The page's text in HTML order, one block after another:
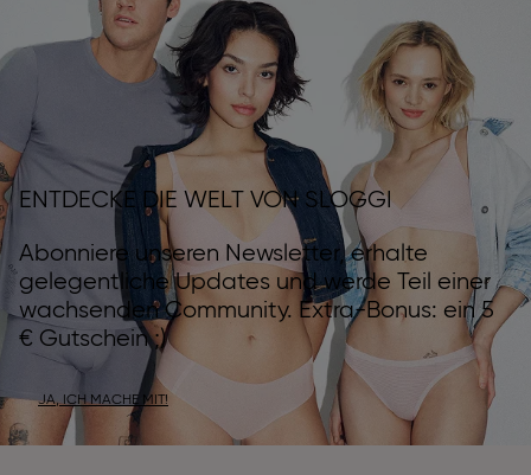
ENTDECKE DIE WELT VON SLOGGI
Abonniere unseren Newsletter, erhalte
gelegentliche Updates und werde Teil einer
wachsenden Community. Extra-Bonus: ein 5
€ Gutschein ;)
JA, ICH MACHE MIT!